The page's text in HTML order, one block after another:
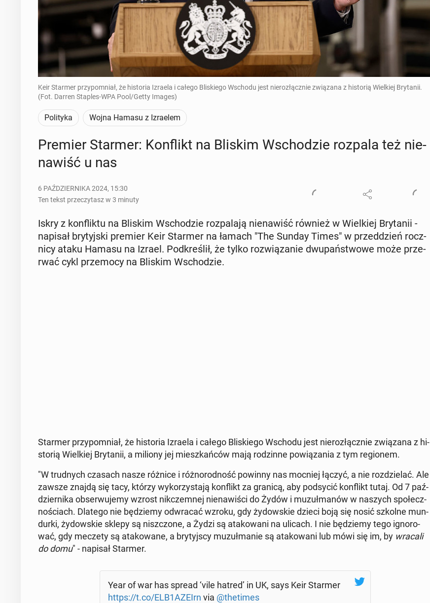
Keir Starmer przypomniał, że historia Izraela i całego Bliskiego Wschodu jest nierozłącznie związana z historią Wielkiej Brytanii.
(Fot. Darren Staples-WPA Pool/Getty Images)
Polityka Wojna Hamasu z Izraelem
Premier Starmer: Kon­flikt na Bliskim Wscho­dzie rozpala też nie­
na­wiść u nas
6 PAŹDZIERNIKA 2024, 15:30
Ten tekst przeczytasz w 3 minuty
Iskry z kon­flik­tu na Bliskim Wscho­dzie roz­pa­la­ją nie­na­wiść również w Wiel­kiej Bry­ta­nii -
napisał bry­tyj­ski premier Keir Starmer na łamach "The Sunday Times" w przed­dzień rocz­
ni­cy ataku Hamasu na Izrael. Pod­kre­ślił, że tylko roz­wią­za­nie dwu­pań­stwo­we może prze­
rwać cykl prze­mo­cy na Bliskim Wscho­dzie.
Starmer przy­po­mniał, że hi­sto­ria Izraela i całego Bli­skie­go Wschodu jest nie­roz­łącz­nie zwią­za­na z hi­
sto­rią Wiel­kiej Bry­ta­nii, a miliony jej miesz­kań­ców mają ro­dzin­ne po­wią­za­nia z tym re­gio­nem.
"W trud­nych czasach nasze różnice i róż­no­rod­ność powinny nas mocniej łączyć, a nie roz­dzie­lać. Ale
zawsze znajdą się tacy, którzy wy­ko­rzy­sta­ją kon­flikt za granicą, aby pod­sy­cić kon­flikt tutaj. Od 7 paź­
dzier­ni­ka ob­ser­wu­je­my wzrost nik­czem­nej nie­na­wi­ści do Żydów i mu­zuł­ma­nów w naszych spo­łecz­
no­ściach. Dlatego nie bę­dzie­my od­wra­cać wzroku, gdy ży­dow­skie dzieci boją się nosić szkolne mun­
dur­ki, ży­dow­skie sklepy są nisz­czo­ne, a Żydzi są ata­ko­wa­ni na ulicach. I nie bę­dzie­my tego igno­ro­
wać, gdy meczety są ata­ko­wa­ne, a bry­tyj­scy mu­zuł­ma­nie są ata­ko­wa­ni lub mówi się im, by wracali
do domu" - napisał Starmer.
Year of war has spread ‘vile hatred’ in UK, says Keir Starmer
https://t.co/ELB1AZEIrn via ⁦ @the­ti­mes